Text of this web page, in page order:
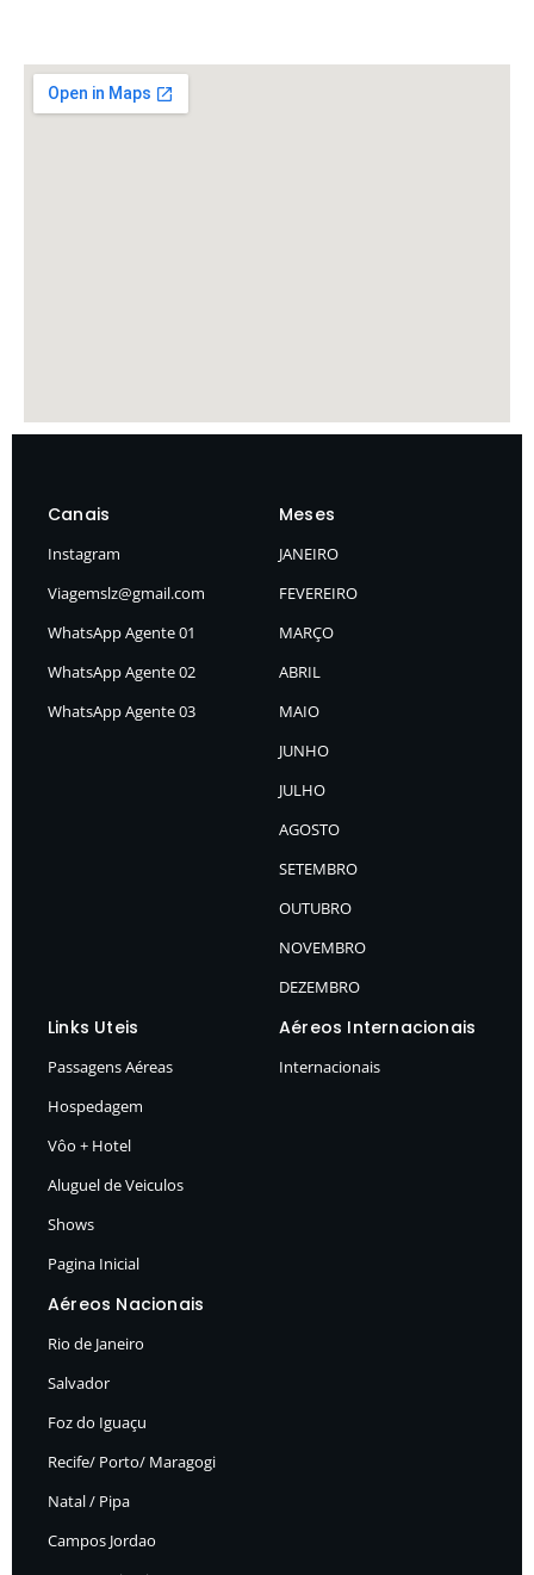
Canais
Instagram
Viagemslz@gmail.com
WhatsApp Agente 01
WhatsApp Agente 02
WhatsApp Agente 03
Meses
JANEIRO
FEVEREIRO
MARÇO
ABRIL
MAIO
JUNHO
JULHO
AGOSTO
SETEMBRO
OUTUBRO
NOVEMBRO
DEZEMBRO
Links Uteis
Passagens Aéreas
Hospedagem
Vôo + Hotel
Aluguel de Veiculos
Shows
Pagina Inicial
Aéreos Internacionais
Internacionais
Aéreos Nacionais
Rio de Janeiro
Salvador
Foz do Iguaçu
Recife/ Porto/ Maragogi
Natal / Pipa
Campos Jordao